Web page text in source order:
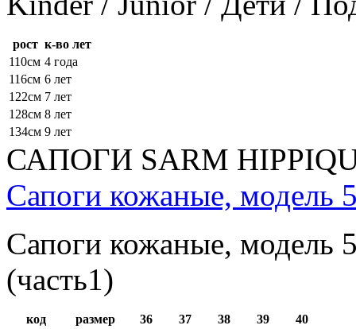
рост к-во лет
110см 4 года
116см 6 лет
122см 7 лет
128см 8 лет
134см 9 лет
САПОГИ SARM
Сапоги кожаные, модель
Сапоги кожаные, модель
(часть1)
код размер 36 37 38 39
40